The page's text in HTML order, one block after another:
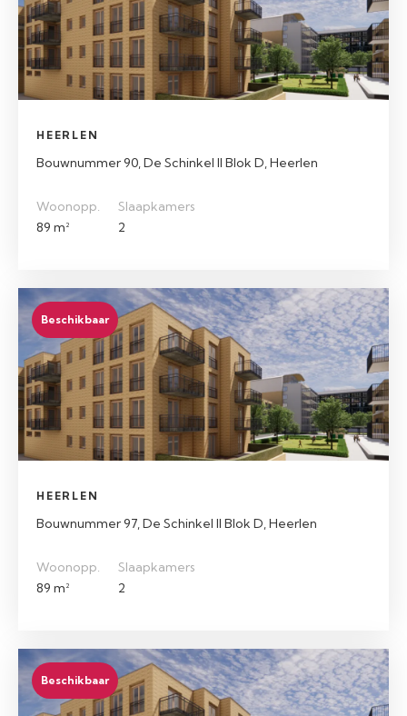
HEERLEN
Bouwnummer 90, De Schinkel II Blok D, Heerlen
Woonopp.
89 m²
Slaapkamers
2
Beschikbaar
HEERLEN
Bouwnummer 97, De Schinkel II Blok D, Heerlen
Woonopp.
89 m²
Slaapkamers
2
Beschikbaar